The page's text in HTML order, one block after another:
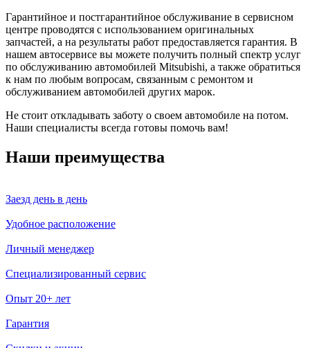
Гарантийное и постгарантийное обслуживание в сервисном
центре проводятся с использованием оригинальных
запчастей, а на результаты работ предоставляется гарантия. В
нашем автосервисе вы можете получить полный спектр услуг
по обслуживанию автомобилей Mitsubishi, а также обратиться
к нам по любым вопросам, связанным с ремонтом и
обслуживанием автомобилей других марок.
Не стоит откладывать заботу о своем автомобиле на потом.
Наши специалисты всегда готовы помочь вам!
Наши преимущества
Заезд день в день
Удобное расположение
Личный менеджер
Специализированный сервис
Опыт 20+ лет
Гарантия